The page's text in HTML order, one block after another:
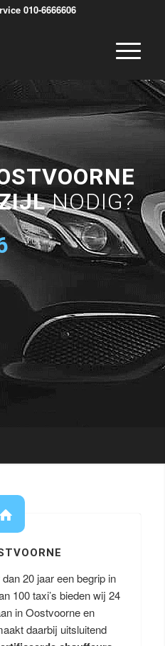
010-6666606
NODIG?
20 jaar een begrip in
100 taxi’s bieden wij 24
in Oostvoorne en
daarbij uitsluitend